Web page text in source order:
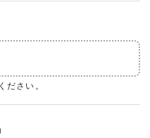
さい。